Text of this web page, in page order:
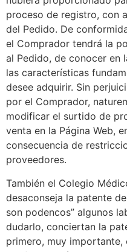
proceso de registro, con
del Pedido. De
el Comprador tendrá la
al Pedido, de conocer en
las características
desee adquirir. Sin
por el Comprador,
modificar el surtido de
venta en la Página Web,
consecuencia de
proveedores.
También el Colegio
desaconseja la patente
son podencos” algunos
dudarlo, conciertan la
primero, muy importante,